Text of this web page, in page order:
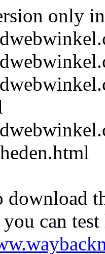
only
download
can